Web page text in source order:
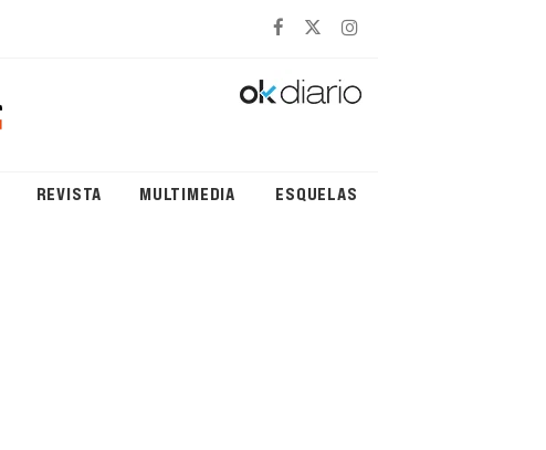
REVISTA MULTIMEDIA ESQUELAS